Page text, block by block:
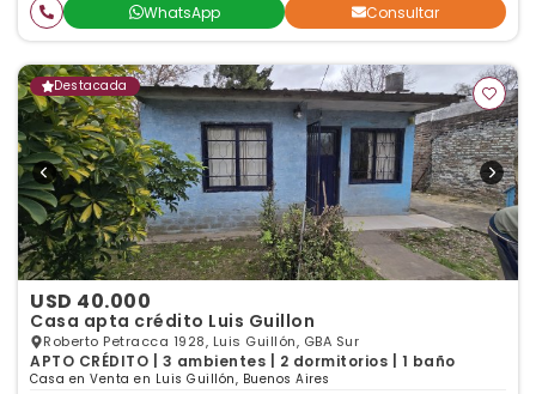
WhatsApp Consultar
Destacada
USD 40.000
Casa apta crédito Luis Guillon
Roberto Petracca 1928, Luis Guillón, GBA Sur
APTO CRÉDITO | 3 ambientes | 2 dormitorios | 1 baño
Casa en Venta en Luis Guillón, Buenos Aires